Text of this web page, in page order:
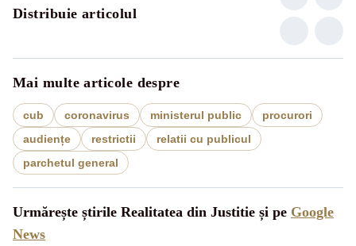
Distribuie articolul
Mai multe articole despre
cub coronavirus ministerul public
procurori
audiențe
restrictii
relatii cu publicul
parchetul general
Urmărește știrile Realitatea din Justitie și pe Google
News